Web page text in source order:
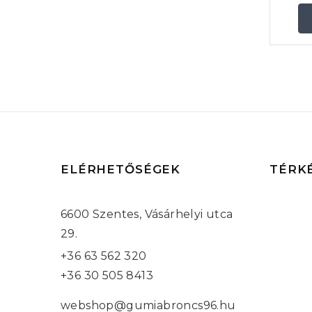
ELÉRHETŐSÉGEK
6600 Szentes, Vásárhelyi utca
29.
+36 63 562 320
+36 30 505 8413
webshop@gumiabroncs96.hu